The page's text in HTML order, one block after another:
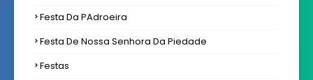
Festa Da PAdroeira
Festa De Nossa Senhora Da Piedade
Festas